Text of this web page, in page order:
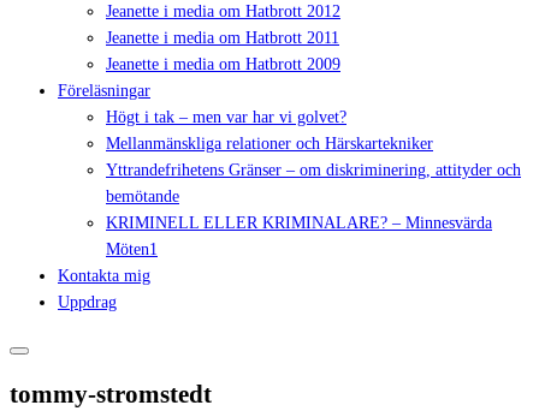
Jeanette i media om Hatbrott 2012
Jeanette i media om Hatbrott 2011
Jeanette i media om Hatbrott 2009
Föreläsningar
Högt i tak – men var har vi golvet?
Mellanmänskliga relationer och Härskartekniker
Yttrandefrihetens Gränser – om diskriminering, attityder och
bemötande
KRIMINELL ELLER KRIMINALARE? – Minnesvärda
Möten1
Kontakta mig
Uppdrag
tommy-stromstedt